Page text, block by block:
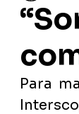
Para